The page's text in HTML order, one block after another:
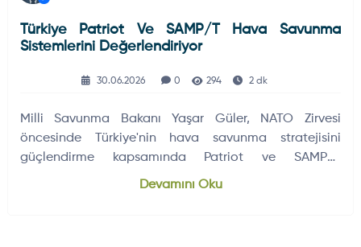
Türkiye Patriot Ve SAMP/T Hava Savunma
Sistemlerini Değerlendiriyor
30.06.2026 0 294 2 dk
Milli Savunma Bakanı Yaşar Güler, NATO Zirvesi
öncesinde Türkiye'nin hava savunma stratejisini
güçlendirme kapsamında Patriot ve SAMP/T
sistemlerinin tedarik edilmesi…
Devamını Oku